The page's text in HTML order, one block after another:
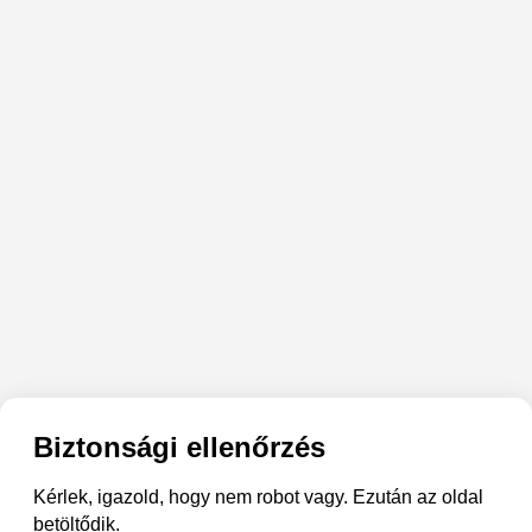
Biztonsági ellenőrzés
Kérlek, igazold, hogy nem robot vagy. Ezután az oldal
betöltődik.